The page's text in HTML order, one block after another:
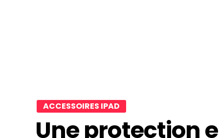
ACCESSOIRES IPAD
Une protection